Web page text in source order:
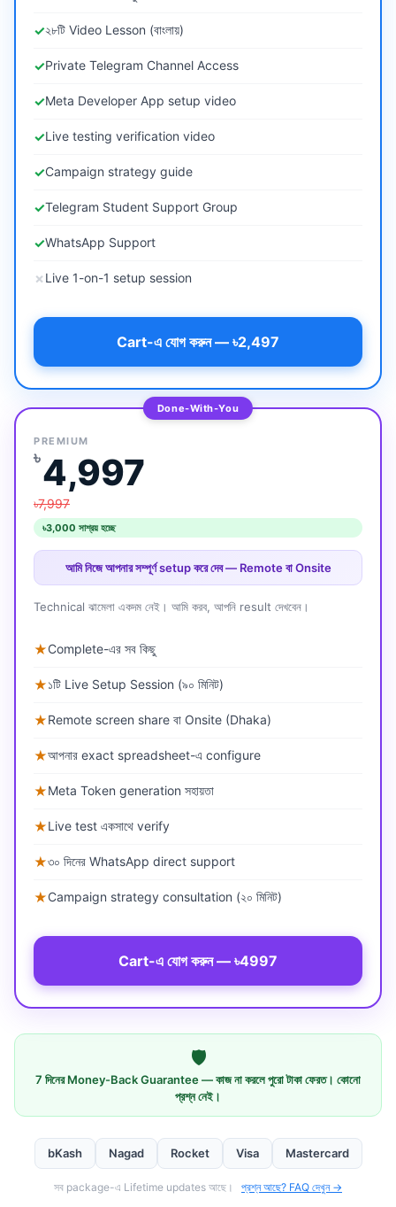
✓২৮টি Video Lesson (বাংলায়)
✓Private Telegram Channel Access
✓Meta Developer App setup video
✓Live testing verification video
✓Campaign strategy guide
✓Telegram Student Support Group
✓WhatsApp Support
✗Live 1-on-1 setup session
Cart-এ যোগ করুন — ৳2,497
Done-With-You
PREMIUM
৳4,997
৳7,997
৳3,000 সাশ্রয় হচ্ছে
আমি নিজে আপনার সম্পূর্ণ setup করে দেব — Remote বা Onsite
Technical ঝামেলা একদম নেই। আমি করব, আপনি result দেখবেন।
★Complete-এর সব কিছু
★১টি Live Setup Session (৯০ মিনিট)
★Remote screen share বা Onsite (Dhaka)
★আপনার exact spreadsheet-এ configure
★Meta Token generation সহায়তা
★Live test একসাথে verify
★৩০ দিনের WhatsApp direct support
★Campaign strategy consultation (২০ মিনিট)
Cart-এ যোগ করুন — ৳4997
🛡️
7 দিনের Money-Back Guarantee — কাজ না করলে পুরো টাকা ফেরত। কোনো
প্রশ্ন নেই।
bKash Nagad Rocket Visa Mastercard
সব package-এ Lifetime updates আছে। প্রশ্ন আছে? FAQ দেখুন →